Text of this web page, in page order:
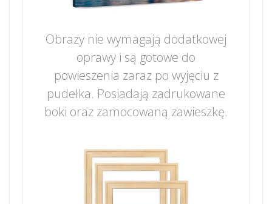
Obrazy nie wymagają dodatkowej
oprawy i są gotowe do
powieszenia zaraz po wyjęciu z
pudełka. Posiadają zadrukowane
boki oraz zamocowaną zawieszkę.